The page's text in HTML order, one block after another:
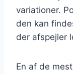
variationer.
den kan
der afspejler
En af de